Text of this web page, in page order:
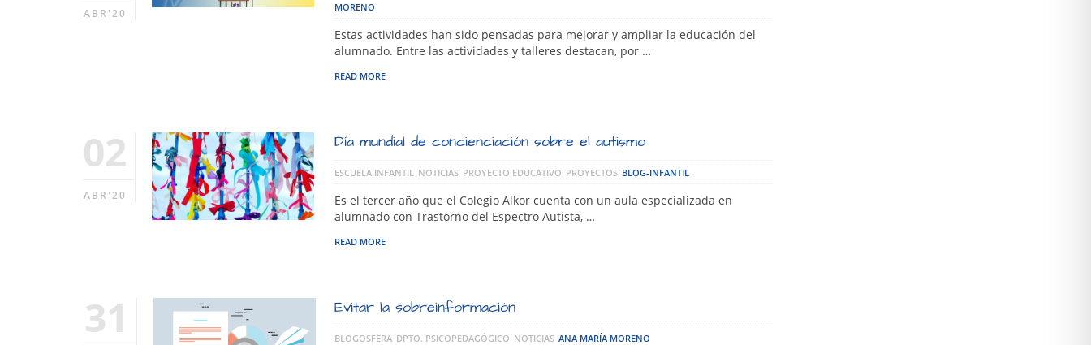
ABR'20
MORENO
Estas actividades han sido pensadas para mejorar y ampliar la educación del
alumnado. Entre las actividades y talleres destacan, por …
READ MORE
02
ABR'20
Día mundial de concienciación sobre el autismo
ESCUELA INFANTIL NOTICIAS PROYECTO EDUCATIVO PROYECTOS BLOG-INFANTIL
Es el tercer año que el Colegio Alkor cuenta con un aula especializada en
alumnado con Trastorno del Espectro Autista, …
READ MORE
31 Evitar la sobreinformación
BLOGOSFERA DPTO. PSICOPEDAGÓGICO NOTICIAS ANA MARÍA MORENO